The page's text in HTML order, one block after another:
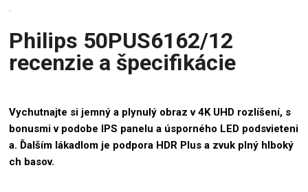
.
Philips 50PUS6162/12
recenzie a špecifikácie
Vychutnajte si jemný a plynulý obraz v 4K UHD rozlíšení, s
bonusmi v podobe IPS panelu a úsporného LED podsvieteni
a. Ďalším lákadlom je podpora HDR Plus a zvuk plný hlboký
ch basov.